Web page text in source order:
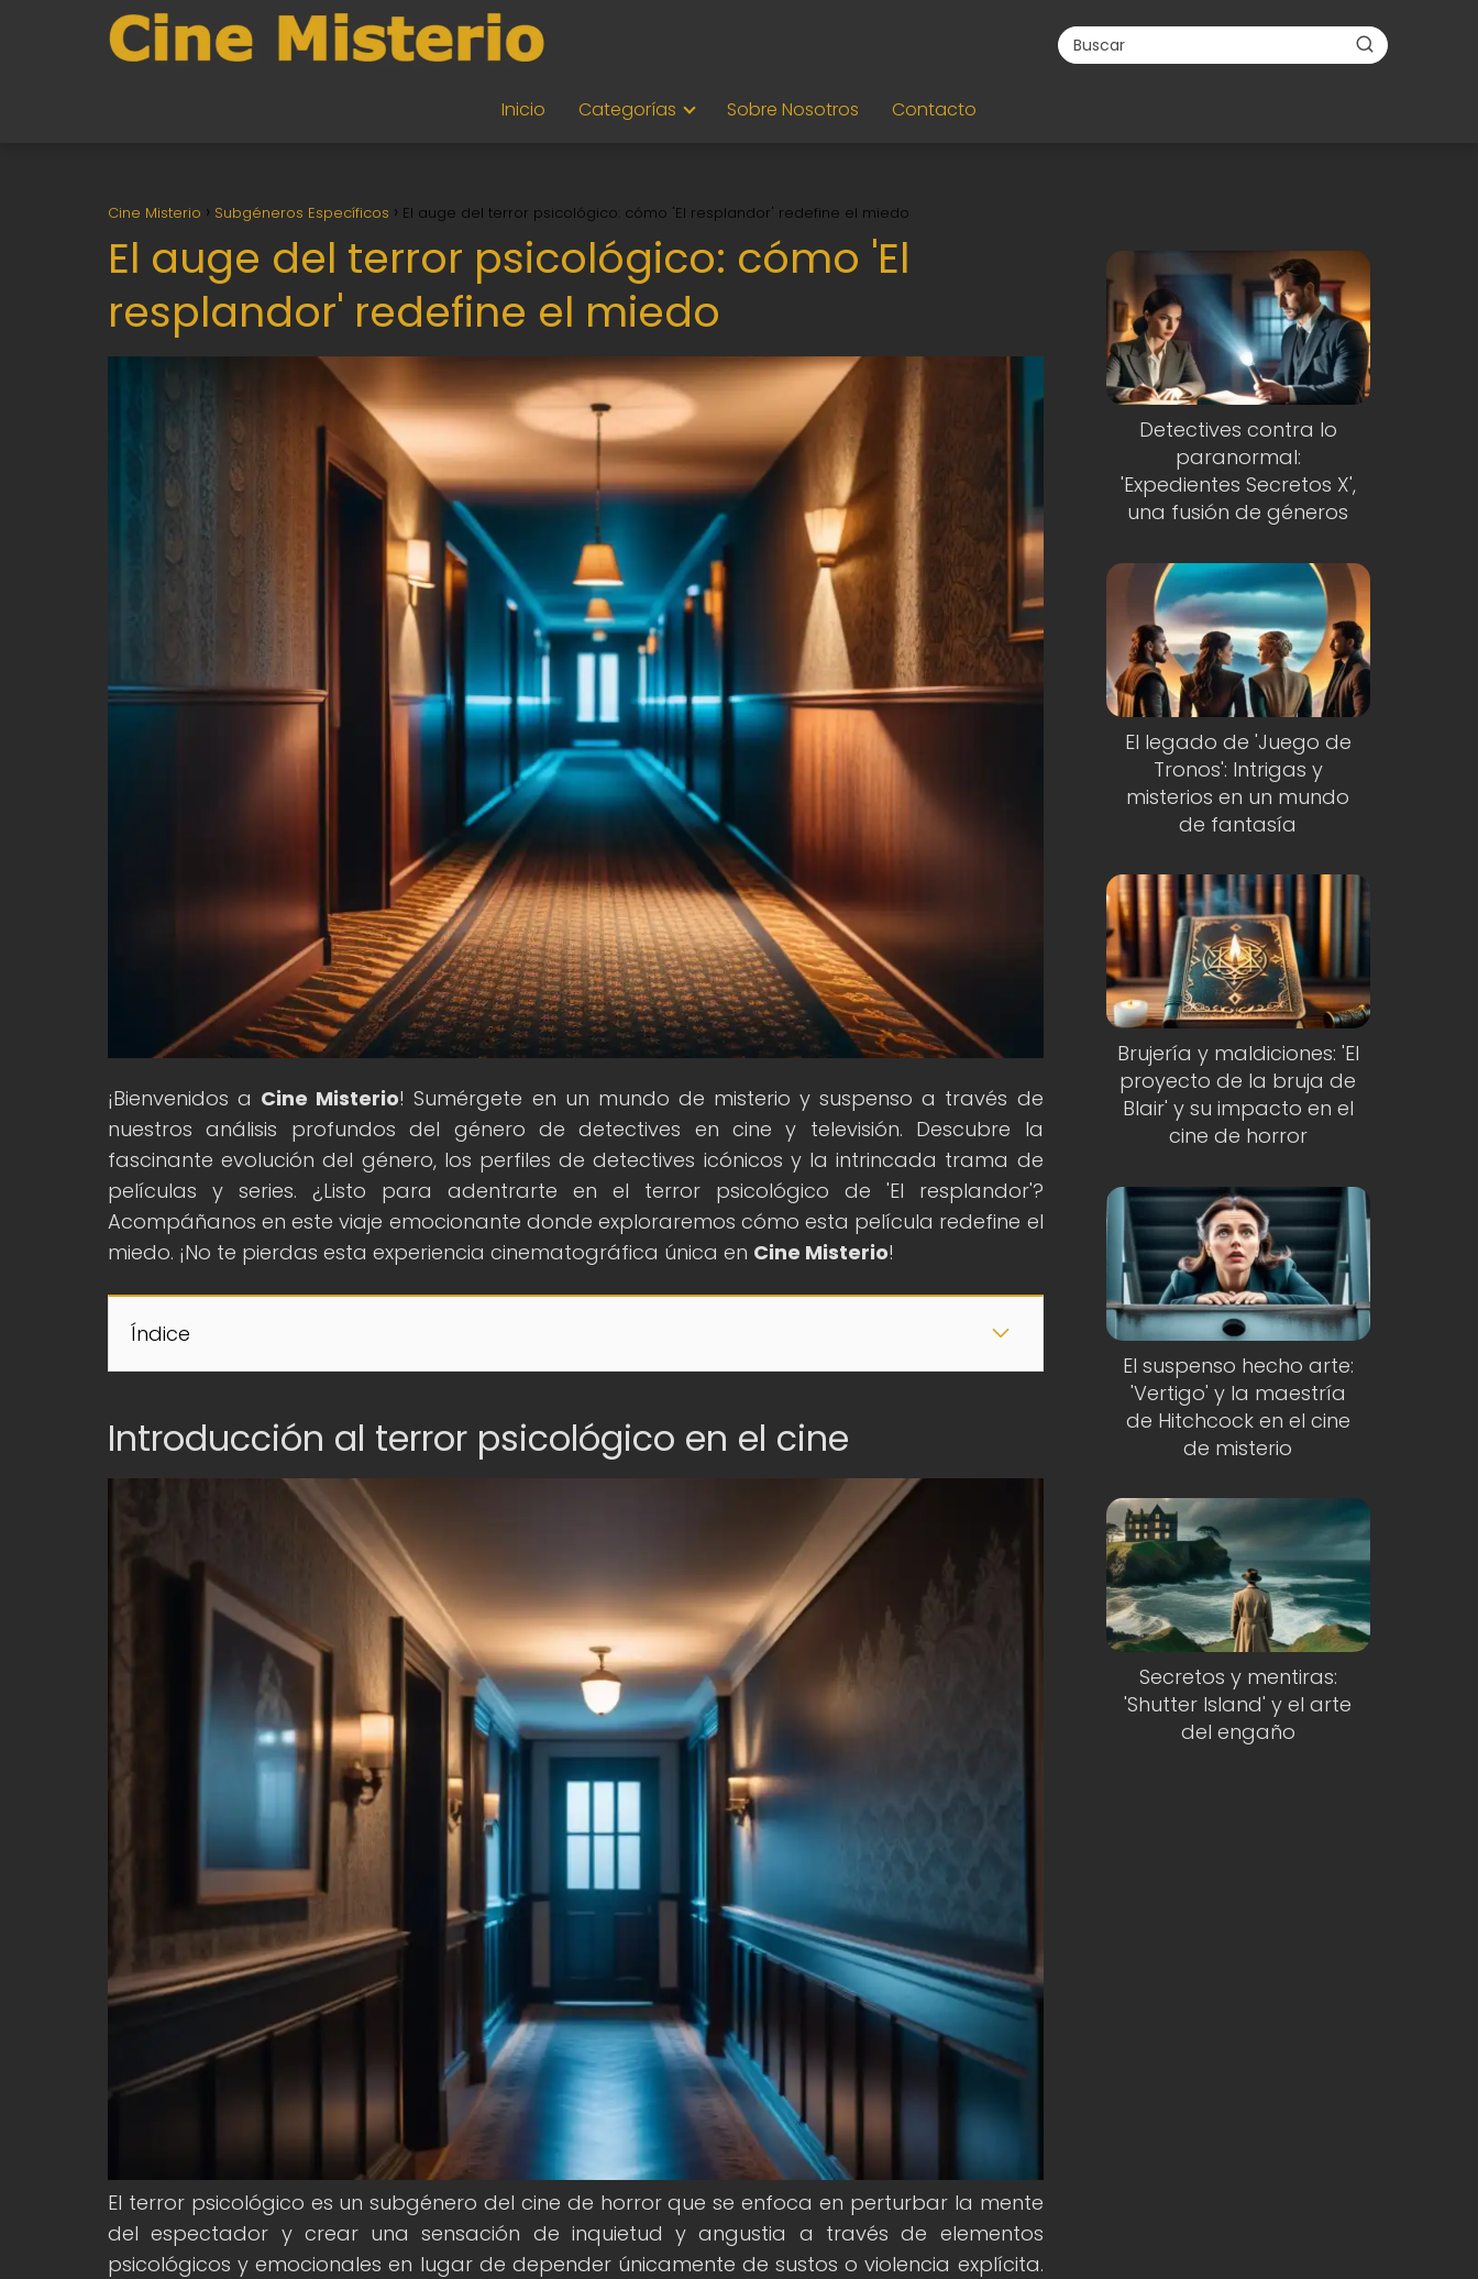
Inicio Categorías Sobre Nosotros Contacto
Cine Misterio Subgéneros Específicos El auge del terror psicológico: cómo 'El resplandor' redefine el miedo
El auge del terror psicológico: cómo 'El
resplandor' redefine el miedo
¡Bienvenidos a Cine Misterio! Sumérgete en un mundo de misterio y suspenso a través de
nuestros análisis profundos del género de detectives en cine y televisión. Descubre la
fascinante evolución del género, los perfiles de detectives icónicos y la intrincada trama de
películas y series. ¿Listo para adentrarte en el terror psicológico de 'El resplandor'?
Acompáñanos en este viaje emocionante donde exploraremos cómo esta película redefine el
miedo. ¡No te pierdas esta experiencia cinematográfica única en Cine Misterio!
Índice
Introducción al terror psicológico en el cine
El terror psicológico es un subgénero del cine de horror que se enfoca en perturbar la mente
del espectador y crear una sensación de inquietud y angustia a través de elementos
psicológicos y emocionales en lugar de depender únicamente de sustos o violencia explícita.
Detectives contra lo
paranormal:
'Expedientes Secretos X',
una fusión de géneros
El legado de 'Juego de
Tronos': Intrigas y
misterios en un mundo
de fantasía
Brujería y maldiciones: 'El
proyecto de la bruja de
Blair' y su impacto en el
cine de horror
El suspenso hecho arte:
'Vertigo' y la maestría
de Hitchcock en el cine
de misterio
Secretos y mentiras:
'Shutter Island' y el arte
del engaño